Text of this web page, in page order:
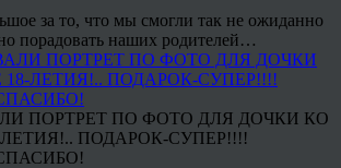
за то, что мы смогли так не ожиданно
порадовать наших родителей…
ПОРТРЕТ ПО ФОТО ДЛЯ ДОЧКИ КО
ПОДАРОК-СУПЕР!!!!